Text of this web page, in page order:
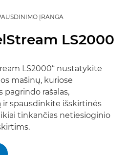
ĮRANGA
LS2000
LS2000“ nustatykite
mašinų, kuriose
pagrindo rašalas,
spausdinkite išskirtinės
tinkančias netiesioginio